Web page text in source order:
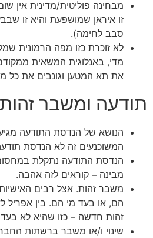
מבחינה פוליטית/מדינית אין
זו איראן שמושפעת והיא זו
סבב לחימה).
לא זוכרת כזו מפה הרמונית
מדי, באנלוגית המשאית
את תא המטען וגונבים את כל
תודעה ומשבר זהות
הנושא של הנדסת התודעה
המשוכנעים זה לא הנדסת
הנדסת התודעה נתקלת
מבינה – קוראים לזה אהבה.
משבר זהות. אצל רבים
הם, או בעד מי הם. בין אפריל
זהות חדשה – כזו שהיא לא בעד
שינוי ו/או משבר ברשתות